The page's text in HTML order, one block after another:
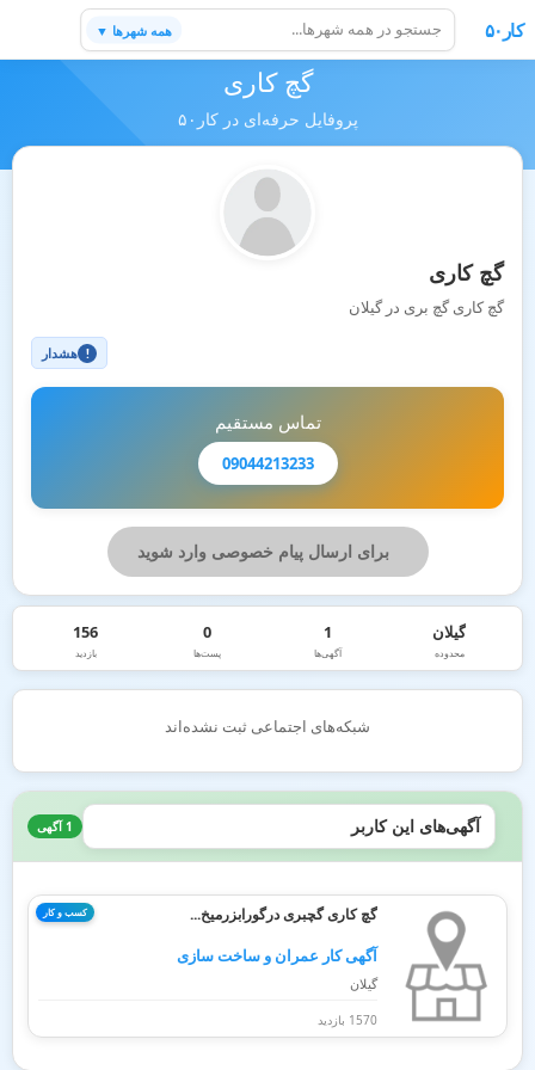
کار۵۰ همه شهرها ▼
گچ کاری
پروفایل حرفه‌ای در کار۵۰
گچ کاری
گچ کاری گچ بری در گیلان
! هشدار
تماس مستقیم
09044213233
برای ارسال پیام خصوصی وارد شوید
گیلان
محدوده
1
آگهی‌ها
0
پست‌ها
156
بازدید
شبکه‌های اجتماعی ثبت نشده‌اند
آگهی‌های این کاربر 1 آگهی
کسب و کار گچ کاری گچبری درگورابزرمیخ...
آگهی کار عمران و ساخت سازی
گیلان
1570 بازدید